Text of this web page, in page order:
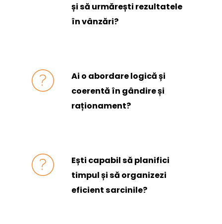
și să urmărești rezultatele
în vânzări?
Ai o abordare logică și
coerentă în gândire și
raționament?
Ești capabil să planifici
timpul și să organizezi
eficient sarcinile?